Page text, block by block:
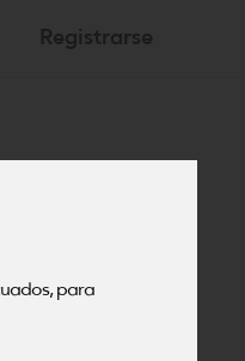
para
Registrarse